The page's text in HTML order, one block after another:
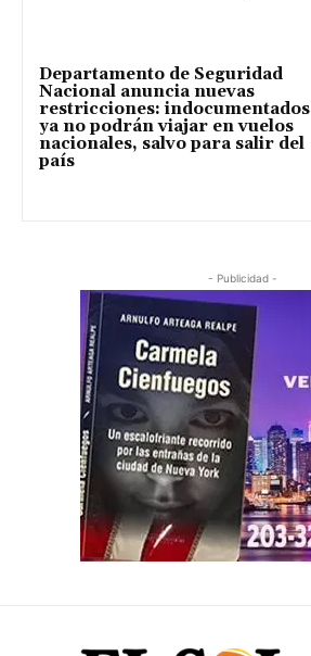
Departamento de Seguridad
Nacional anuncia nuevas
restricciones: indocumentados
ya no podrán viajar en vuelos
nacionales, salvo para salir del
país
- Publicidad -